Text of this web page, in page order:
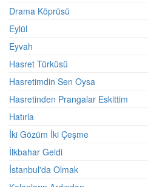
Drama Köprüsü
Eylül
Eyvah
Hasret Türküsü
Hasretimdin Sen Oysa
Hasretinden Prangalar Eskittim
Hatırla
İki Gözüm İki Çeşme
İlkbahar Geldi
İstanbul'da Olmak